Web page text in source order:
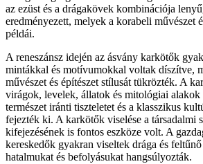
az ezüst és a drágakövek kombinációja
eredményezett, melyek a korabeli művészet
példái.
A reneszánsz idején az ásvány karkötők
mintákkal és motívumokkal voltak díszítve,
művészet és építészet stílusát tükrözték. A
virágok, levelek, állatok és mitológiai alakok
természet iránti tiszteletet és a klasszikus
fejezték ki. A karkötők viselése a társadalmi
kifejezésének is fontos eszköze volt. A
kereskedők gyakran viseltek drága és
hatalmukat és befolyásukat hangsúlyozták.